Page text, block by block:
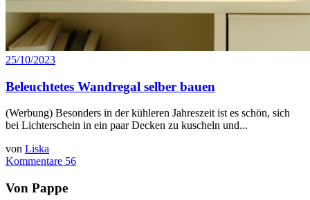
25/10/2023
Beleuchtetes Wandregal selber bauen
(Werbung) Besonders in der kühleren Jahreszeit ist es schön, sich
bei Lichterschein in ein paar Decken zu kuscheln und...
von Liska
Kommentare 56
Von Pappe